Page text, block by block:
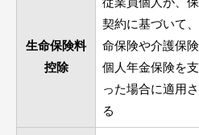
生命保険料
控除
契約に基づいて
命保険や介護保険
個人年金保険を
った場合に適用
る